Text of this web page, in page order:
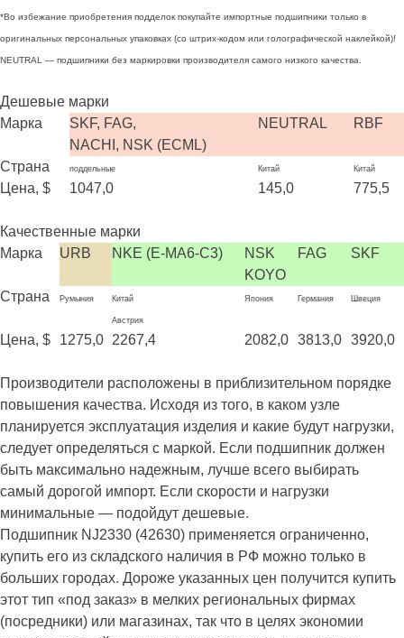
*Во избежание приобретения подделок покупайте импортные подшипники только в
оригинальных персональных упаковках (со штрих-кодом или голографической наклейкой)!
NEUTRAL — подшипники без маркировки производителя самого низкого качества.
Дешевые марки
Марка
SKF, FAG,
NACHI, NSK (ECML)
NEUTRAL RBF
Страна поддельные Китай Китай
Цена, $ 1047,0 145,0 775,5
Качественные марки
Марка
URB NKE (E-MA6-C3)
NSK
KOYO
FAG SKF
Страна Румыния Китай
Австрия
Япония Германия Швеция
Цена, $ 1275,0 2267,4 2082,0 3813,0 3920,0
Производители расположены в приблизительном порядке
повышения качества. Исходя из того, в каком узле
планируется эксплуатация изделия и какие будут нагрузки,
следует определяться с маркой. Если подшипник должен
быть максимально надежным, лучше всего выбирать
самый дорогой импорт. Если скорости и нагрузки
минимальные — подойдут дешевые.
Подшипник NJ2330 (42630) применяется ограниченно,
купить его из складского наличия в РФ можно только в
больших городах. Дороже указанных цен получится купить
этот тип «под заказ» в мелких региональных фирмах
(посредники) или магазинах, так что в целях экономии